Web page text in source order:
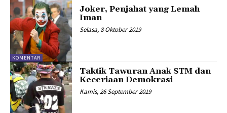
KOMENTAR
Joker, Penjahat yang Lemah
Iman
Selasa, 8 Oktober 2019
Taktik Tawuran Anak STM dan
Keceriaan Demokrasi
Kamis, 26 September 2019